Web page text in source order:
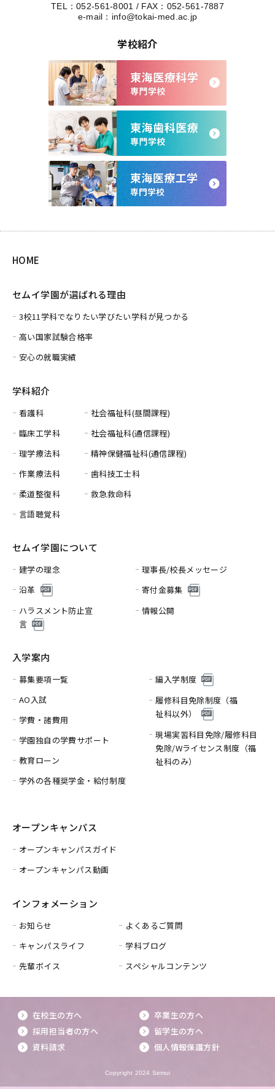
TEL：052-561-8001 / FAX：052-561-7887
e-mail： info@tokai-med.ac.jp
学校紹介
HOME
セムイ学園が選ばれる理由
3校11学科でなりたい学びたい学科が見つかる
高い国家試験合格率
安心の就職実績
学科紹介
看護科
臨床工学科
理学療法科
作業療法科
柔道整復科
言語聴覚科
社会福祉科(昼間課程)
社会福祉科(通信課程)
精神保健福祉科(通信課程)
歯科技工士科
救急救命科
セムイ学園について
建学の理念
理事長/校長メッセージ
沿革
寄付金募集
ハラスメント防止宣
言
情報公開
入学案内
募集要項一覧
AO入試
学費・諸費用
学園独自の学費サポート
教育ローン
学外の各種奨学金・給付制度
編入学制度
履修科目免除制度（福
祉科以外）
現場実習科目免除/履修科目
免除/Wライセンス制度（福
祉科のみ）
オープンキャンパス
オープンキャンパスガイド
オープンキャンパス動画
インフォメーション
お知らせ
キャンパスライフ
先輩ボイス
よくあるご質問
学科ブログ
スペシャルコンテンツ
在校生の方へ
卒業生の方へ
採用担当者の方へ
留学生の方へ
資料請求
個人情報保護方針
Copyright 2024 Semui